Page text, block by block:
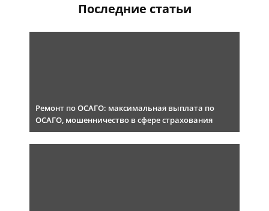
Последние статьи
Ремонт по ОСАГО: максимальная выплата по
ОСАГО, мошенничество в сфере страхования